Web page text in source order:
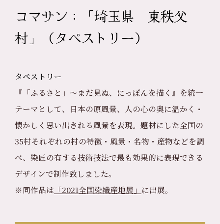
コマサン：「埼玉県 東秩父
村」（タペストリー）
タペストリー
『「ふるさと」〜まだ見ぬ、にっぽんを描く』を統一
テーマとして、日本の原風景、人の心の奥に温かく・
懐かしく思い出される風景を表現。題材にした全国の
35村それぞれの村の特徴・風景・名物・産物などを調
べ、染匠の有する技術技法で最も効果的に表現できる
デザインで制作致しました。
※同作品は 「2021全国染織産地展」 に出展。